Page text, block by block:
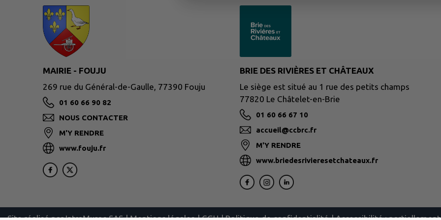
MAIRIE - FOUJU
269 rue du Général-de-Gaulle, 77390 Fouju
01 60 66 90 82
NOUS CONTACTER
M'Y RENDRE
www.fouju.fr
BRIE DES RIVIÈRES ET CHÂTEAUX
Le siège est situé au 1 rue des petits champs
77820 Le Châtelet-en-Brie
01 60 66 67 10
accueil@ccbrc.fr
M'Y RENDRE
www.briedesrivieresetchateaux.fr